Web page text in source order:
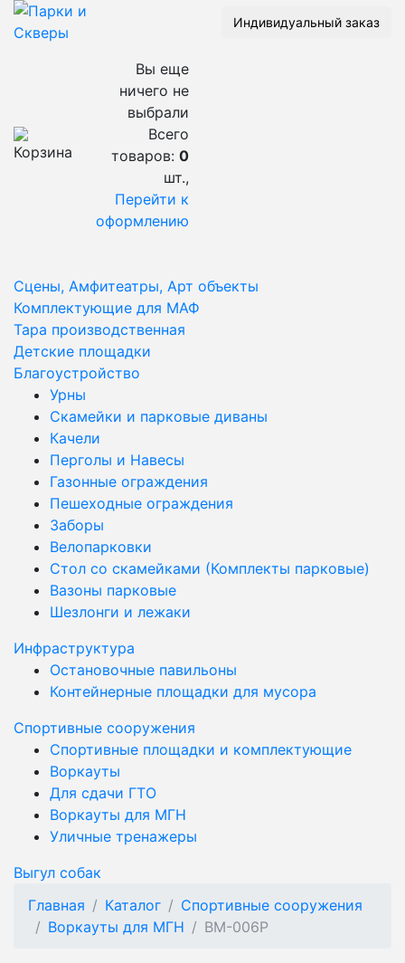
Индивидуальный заказ
Вы еще
ничего не
выбрали
Всего
товаров: 0
шт.,
Перейти к
оформлению
Сцены, Амфитеатры, Арт объекты
Комплектующие для МАФ
Тара производственная
Детские площадки
Благоустройство
Урны
Скамейки и парковые диваны
Качели
Перголы и Навесы
Газонные ограждения
Пешеходные ограждения
Заборы
Велопарковки
Стол со скамейками (Комплекты парковые)
Вазоны парковые
Шезлонги и лежаки
Инфраструктура
Остановочные павильоны
Контейнерные площадки для мусора
Спортивные сооружения
Спортивные площадки и комплектующие
Воркауты
Для сдачи ГТО
Воркауты для МГН
Уличные тренажеры
Выгул собак
Главная
Каталог
Спортивные сооружения
Воркауты для МГН
ВМ-006Р